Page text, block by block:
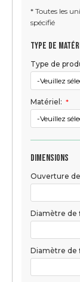
* Toutes les
spécifié
Type de
Type de
Matériel: *
Dimensions
Ouverture
Diamètre de
Diamètre de